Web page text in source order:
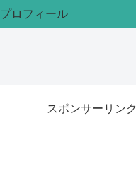
プロフィール
スポンサーリンク